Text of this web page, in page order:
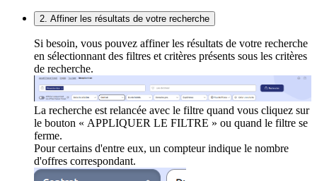
2. Affiner les résultats de votre recherche
Si besoin, vous pouvez affiner les résultats de votre recherche
en sélectionnant des filtres et critères présents sous les critères
de recherche.
La recherche est relancée avec le filtre quand vous cliquez sur
le bouton « APPLIQUER LE FILTRE » ou quand le filtre se
ferme.
Pour certains d'entre eux, un compteur indique le nombre
d'offres correspondant.